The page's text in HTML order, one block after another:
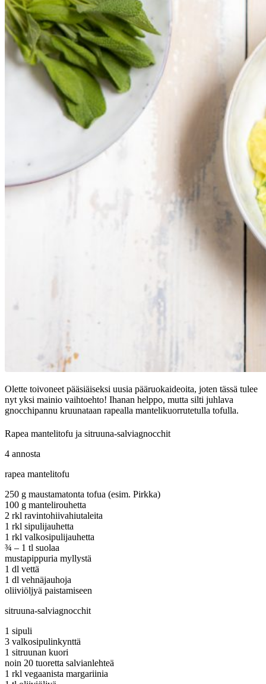
Olette toivoneet pääsiäiseksi uusia pääruokaideoita, joten tässä tulee
nyt yksi mainio vaihtoehto! Ihanan helppo, mutta silti juhlava
gnocchipannu kruunataan rapealla mantelikuorrutetulla tofulla.
Rapea mantelitofu ja sitruuna-salviagnocchit
4 annosta
rapea mantelitofu
250 g maustamatonta tofua (esim. Pirkka)
100 g mantelirouhetta
2 rkl ravintohiivahiutaleita
1 rkl sipulijauhetta
1 rkl valkosipulijauhetta
¾ – 1 tl suolaa
mustapippuria myllystä
1 dl vettä
1 dl vehnäjauhoja
oliiviöljyä paistamiseen
sitruuna-salviagnocchit
1 sipuli
3 valkosipulinkynttä
1 sitruunan kuori
noin 20 tuoretta salvianlehteä
1 rkl vegaanista margariinia